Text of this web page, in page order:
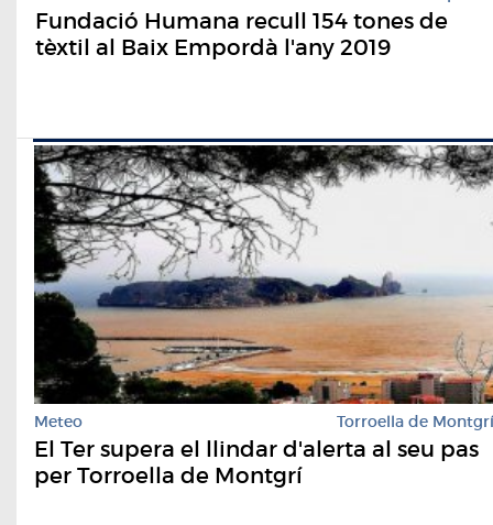
Fundació Humana recull 154 tones de
tèxtil al Baix Empordà l'any 2019
Meteo Torroella de Montgrí
El Ter supera el llindar d'alerta al seu pas
per Torroella de Montgrí